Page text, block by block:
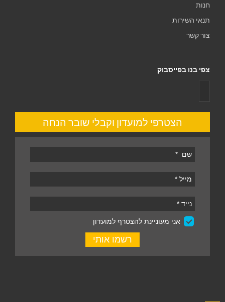
חנות
תנאי השירות
צור קשר
צפי בנו בפייסבוק
הצטרפי למועדון וקבלי שובר הנחה